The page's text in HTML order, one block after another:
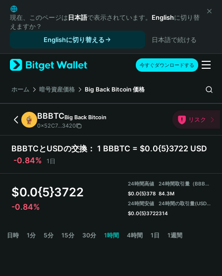
English
日本語
Tiếng Việt
Español (Latinoamérica)
Türkçe
Français
Deutsch
简体中文
繁體中文
Português (Portugal)
Bahasa Indonesia
ภาษาไทย
हिन्दी
Español
Português (Brasil)
現在、このページは日本語で表示されています。 Englishに切り替
えますか？
Englishに切り替える
日本語で続ける
今すぐダウンロードする
ホーム 暗号資産価格 Big Back Bitcoin 価格
BBBTCBig Back Bitcoin
0x52C7...3420
リスク
BBBTCとUSDの交換： 1 BBBTC = $0.0{5}3722 USD
-0.84%
1日
$0.0{5}3722
-0.84%
24時間高値
$0.0{5}378
24時間安値
$0.0{5}3722
24時間取引量（BBBTC）
84.3M
24時間の取引量(USDT)
314
日時 1分 5分 15分 30分 1時間 4時間 1日 1週間